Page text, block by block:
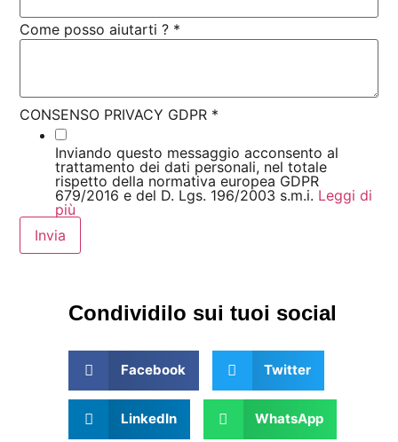
Come posso aiutarti ? *
CONSENSO PRIVACY GDPR *
Inviando questo messaggio acconsento al
trattamento dei dati personali, nel totale
rispetto della normativa europea GDPR
679/2016 e del D. Lgs. 196/2003 s.m.i. Leggi di
più
Invia
Condividilo sui tuoi social
Facebook Twitter
LinkedIn WhatsApp